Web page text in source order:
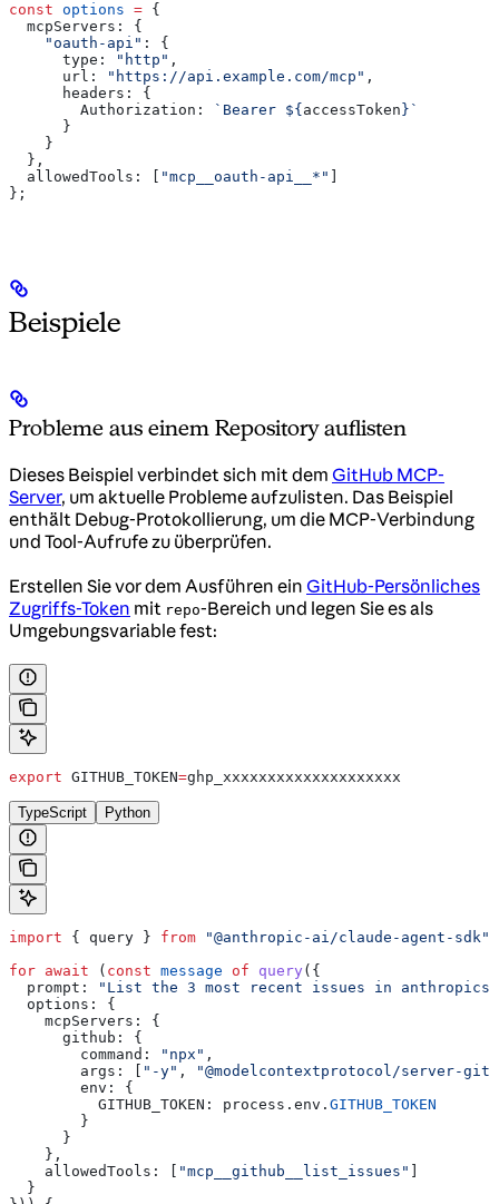
const options = {
  mcpServers:
{
    "oauth-api"
:
{
      type:
"http" ,
      url:
"https://api.example.com/mcp" ,
      headers:
{
        Authorization:
`Bearer ${ accessToken } `
      }
    }
  },
  allowedTools:
"mcp__oauth-api__*"
};
Beispiele
Probleme aus einem Repository auflisten
Dieses Beispiel verbindet sich mit dem GitHub MCP-
Server, um aktuelle Probleme aufzulisten. Das Beispiel
enthält Debug-Protokollierung, um die MCP-Verbindung
und Tool-Aufrufe zu überprüfen.
Erstellen Sie vor dem Ausführen ein GitHub-Persönliches
Zugriffs-Token mit repo-Bereich und legen Sie es als
Umgebungsvariable fest:
export GITHUB_TOKEN=ghp_xxxxxxxxxxxxxxxxxxxx
TypeScript Python
import { query } from "@anthropic-ai/claude-agent-sdk"
for await ( const message of query ({
  prompt:
"List the 3 most recent issues in anthropics/
  options:
{
    mcpServers:
{
      github:
{
        command:
"npx" ,
        args:
"-y" ,
"@modelcontextprotocol/server-
        env:
{
          GITHUB_TOKEN:
process . env . GITHUB_TOKEN
        }
      }
    },
    allowedTools:
"mcp__github__list_issues"
  }